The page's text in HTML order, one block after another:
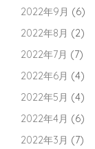
2022年9月 (6)
2022年8月 (2)
2022年7月 (7)
2022年6月 (4)
2022年5月 (4)
2022年4月 (6)
2022年3月 (7)